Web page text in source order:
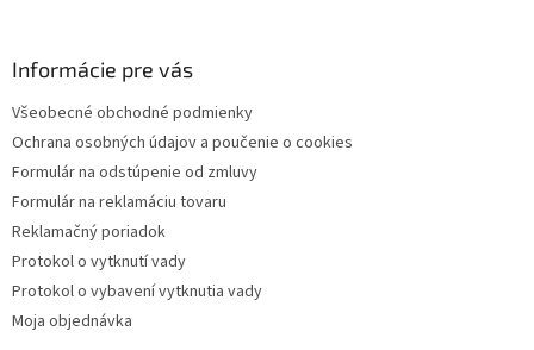
Informácie pre vás
Všeobecné obchodné podmienky
Ochrana osobných údajov a poučenie o cookies
Formulár na odstúpenie od zmluvy
Formulár na reklamáciu tovaru
Reklamačný poriadok
Protokol o vytknutí vady
Protokol o vybavení vytknutia vady
Moja objednávka